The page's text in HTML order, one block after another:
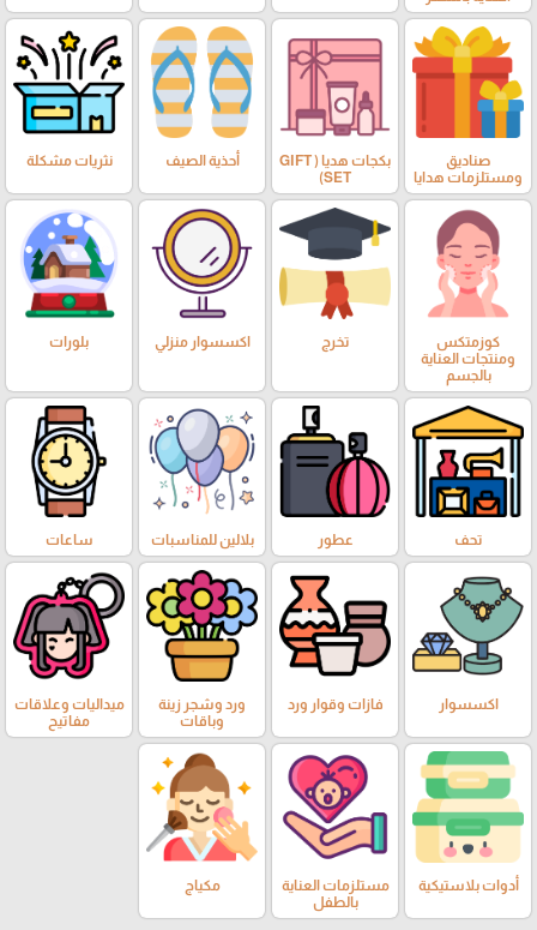
صناديق
ومستلزمات هدايا
بكجات هديا ( GIFT
SET)
أحذية الصيف نثريات مشكلة
كوزمتكس
ومنتجات العناية
بالجسم
تخرج اكسسوار منزلي بلورات
تحف عطور بلالين للمناسبات ساعات
اكسسوار فازات وقوار ورد
ورد وشجر زينة
وباقات
ميداليات وعلاقات
مفاتيح
أدوات بلاستيكية
مستلزمات العناية
بالطفل
مكياج